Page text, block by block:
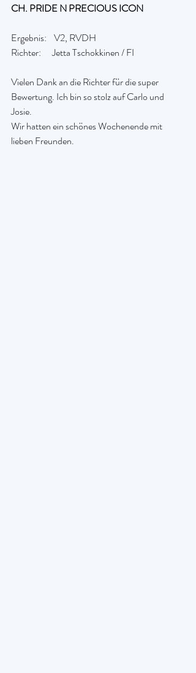
CH. PRIDE N PRECIOUS ICON
Ergebnis:    V2, RVDH
Richter:      Jetta Tschokkinen / FI
Vielen Dank an die Richter für die super
Bewertung. Ich bin so stolz auf Carlo und
Josie.
Wir hatten ein schönes Wochenende mit
lieben Freunden.